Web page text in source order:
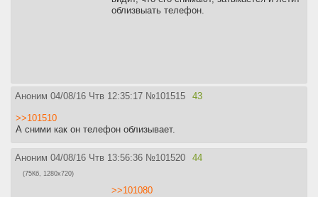
облизвыать телефон.
Аноним 04/08/16 Чтв 12:35:17 №101515 43
>>101510
А сними как он телефон облизывает.
Аноним 04/08/16 Чтв 13:56:36 №101520 44
(75Кб, 1280x720)
>>101080